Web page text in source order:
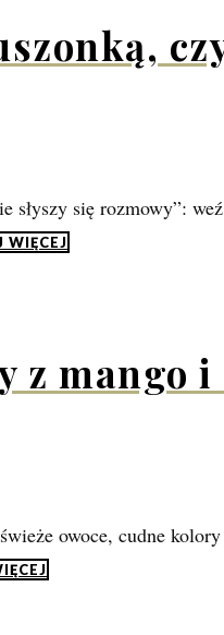
słyszy się rozmowy”:
WIĘCEJ
z mango
owoce, cudne